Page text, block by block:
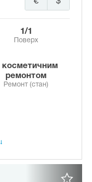
1/1
Поверх
ремонтом
Ремонт (стан)